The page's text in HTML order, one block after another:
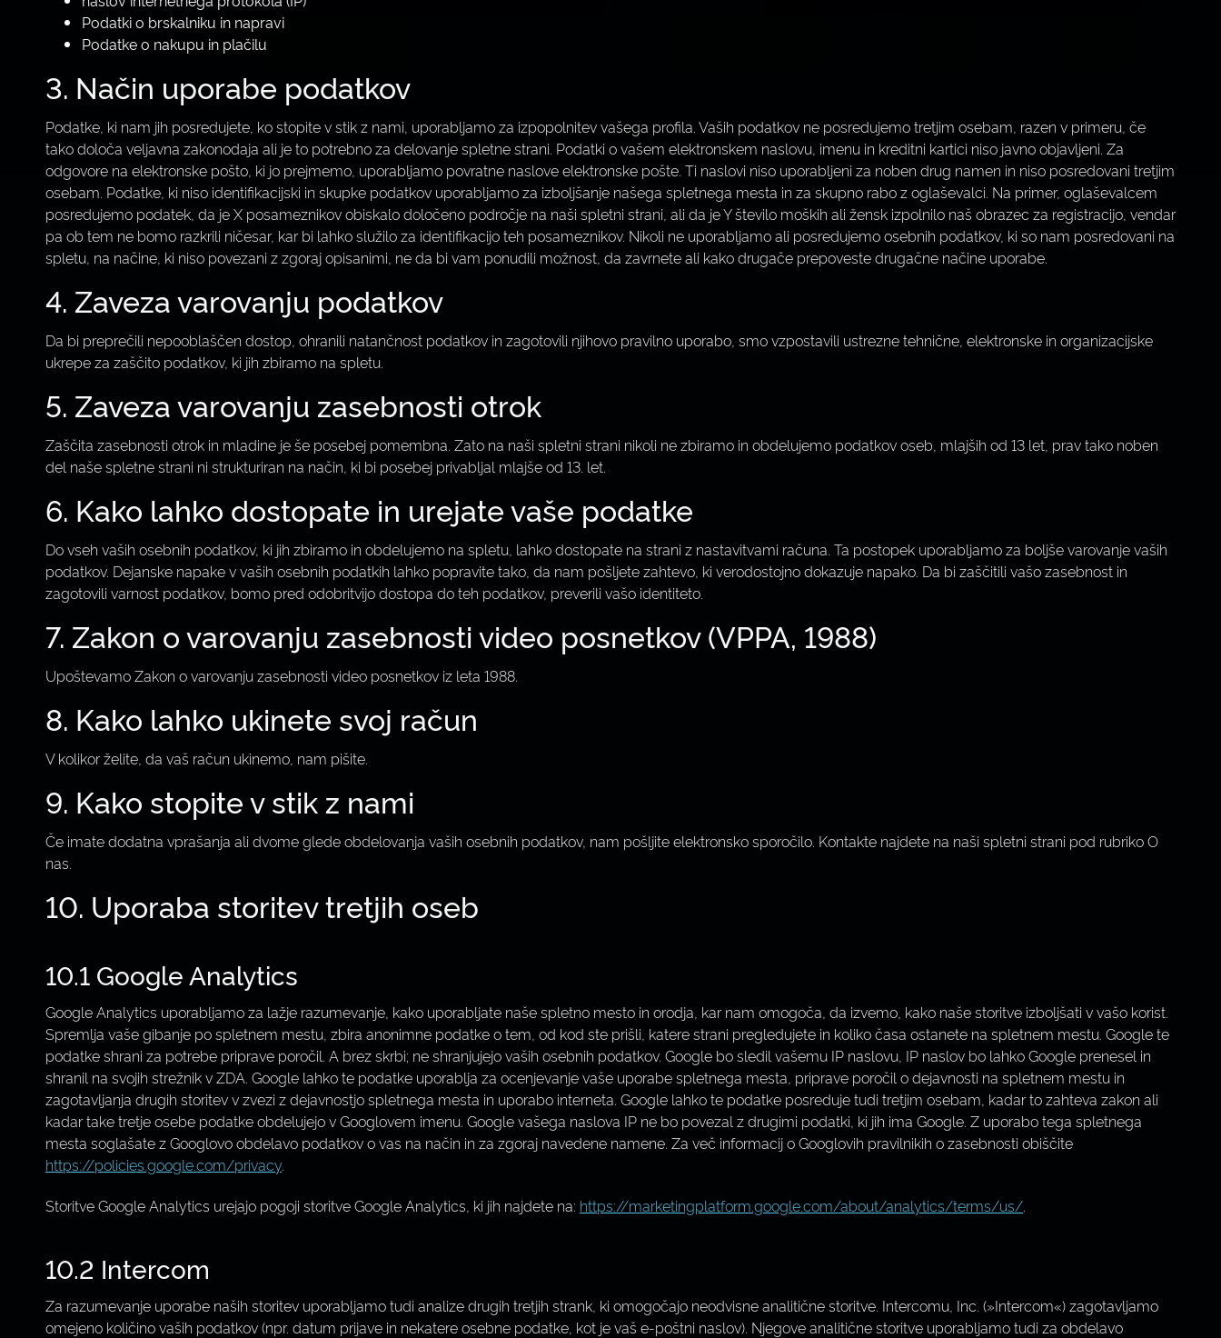
Podatki o brskalniku in napravi
Podatke o nakupu in plačilu
3. Način uporabe podatkov
Podatke, ki nam jih posredujete, ko stopite v stik z nami, uporabljamo za izpopolnitev vašega profila. Vaših podatkov ne posredujemo tretjim osebam, razen v primeru, če
tako določa veljavna zakonodaja ali je to potrebno za delovanje spletne strani. Podatki o vašem elektronskem naslovu, imenu in kreditni kartici niso javno objavljeni. Za
odgovore na elektronske pošto, ki jo prejmemo, uporabljamo povratne naslove elektronske pošte. Ti naslovi niso uporabljeni za noben drug namen in niso posredovani tretjim
osebam. Podatke, ki niso identifikacijski in skupke podatkov uporabljamo za izboljšanje našega spletnega mesta in za skupno rabo z oglaševalci. Na primer, oglaševalcem
posredujemo podatek, da je X posameznikov obiskalo določeno področje na naši spletni strani, ali da je Y število moških ali žensk izpolnilo naš obrazec za registracijo, vendar
pa ob tem ne bomo razkrili ničesar, kar bi lahko služilo za identifikacijo teh posameznikov. Nikoli ne uporabljamo ali posredujemo osebnih podatkov, ki so nam posredovani na
spletu, na načine, ki niso povezani z zgoraj opisanimi, ne da bi vam ponudili možnost, da zavrnete ali kako drugače prepoveste drugačne načine uporabe.
4. Zaveza varovanju podatkov
Da bi preprečili nepooblaščen dostop, ohranili natančnost podatkov in zagotovili njihovo pravilno uporabo, smo vzpostavili ustrezne tehnične, elektronske in organizacijske
ukrepe za zaščito podatkov, ki jih zbiramo na spletu.
5. Zaveza varovanju zasebnosti otrok
Zaščita zasebnosti otrok in mladine je še posebej pomembna. Zato na naši spletni strani nikoli ne zbiramo in obdelujemo podatkov oseb, mlajših od 13 let, prav tako noben
del naše spletne strani ni strukturiran na način, ki bi posebej privabljal mlajše od 13. let.
6. Kako lahko dostopate in urejate vaše podatke
Do vseh vaših osebnih podatkov, ki jih zbiramo in obdelujemo na spletu, lahko dostopate na strani z nastavitvami računa. Ta postopek uporabljamo za boljše varovanje vaših
podatkov. Dejanske napake v vaših osebnih podatkih lahko popravite tako, da nam pošljete zahtevo, ki verodostojno dokazuje napako. Da bi zaščitili vašo zasebnost in
zagotovili varnost podatkov, bomo pred odobritvijo dostopa do teh podatkov, preverili vašo identiteto.
7. Zakon o varovanju zasebnosti video posnetkov (VPPA, 1988)
Upoštevamo Zakon o varovanju zasebnosti video posnetkov iz leta 1988.
8. Kako lahko ukinete svoj račun
V kolikor želite, da vaš račun ukinemo, nam pišite.
9. Kako stopite v stik z nami
Če imate dodatna vprašanja ali dvome glede obdelovanja vaših osebnih podatkov, nam pošljite elektronsko sporočilo. Kontakte najdete na naši spletni strani pod rubriko O
nas.
10. Uporaba storitev tretjih oseb
10.1 Google Analytics
Google Analytics uporabljamo za lažje razumevanje, kako uporabljate naše spletno mesto in orodja, kar nam omogoča, da izvemo, kako naše storitve izboljšati v vašo korist.
Spremlja vaše gibanje po spletnem mestu, zbira anonimne podatke o tem, od kod ste prišli, katere strani pregledujete in koliko časa ostanete na spletnem mestu. Google te
podatke shrani za potrebe priprave poročil. A brez skrbi; ne shranjujejo vaših osebnih podatkov. Google bo sledil vašemu IP naslovu, IP naslov bo lahko Google prenesel in
shranil na svojih strežnik v ZDA. Google lahko te podatke uporablja za ocenjevanje vaše uporabe spletnega mesta, priprave poročil o dejavnosti na spletnem mestu in
zagotavljanja drugih storitev v zvezi z dejavnostjo spletnega mesta in uporabo interneta. Google lahko te podatke posreduje tudi tretjim osebam, kadar to zahteva zakon ali
kadar take tretje osebe podatke obdelujejo v Googlovem imenu. Google vašega naslova IP ne bo povezal z drugimi podatki, ki jih ima Google. Z uporabo tega spletnega
mesta soglašate z Googlovo obdelavo podatkov o vas na način in za zgoraj navedene namene. Za več informacij o Googlovih pravilnikih o zasebnosti obiščite
https://policies.google.com/privacy.
Storitve Google Analytics urejajo pogoji storitve Google Analytics, ki jih najdete na: https://marketingplatform.google.com/about/analytics/terms/us/.
10.2 Intercom
Za razumevanje uporabe naših storitev uporabljamo tudi analize drugih tretjih strank, ki omogočajo neodvisne analitične storitve. Intercomu, Inc. (»Intercom«) zagotavljamo
omejeno količino vaših podatkov (npr. datum prijave in nekatere osebne podatke, kot je vaš e-poštni naslov). Njegove analitične storitve uporabljamo tudi za obdelavo